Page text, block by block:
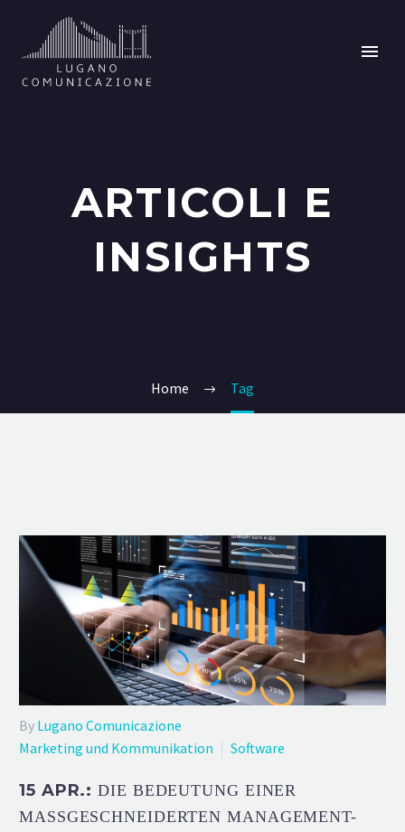
ARTICOLI E
INSIGHTS
Home Tag
By Lugano Comunicazione
Marketing und Kommunikation
Software
15 APR.:DIE BEDEUTUNG EINER
MASSGESCHNEIDERTEN MANAGEMENT-S